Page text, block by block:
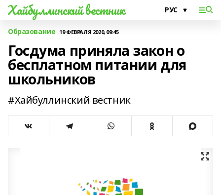
Хайбуллинский вестник
Образование 19 ФЕВРАЛЯ 2020, 09:45
Госдума приняла закон о
бесплатном питании для
школьников
#Хайбуллинский вестник